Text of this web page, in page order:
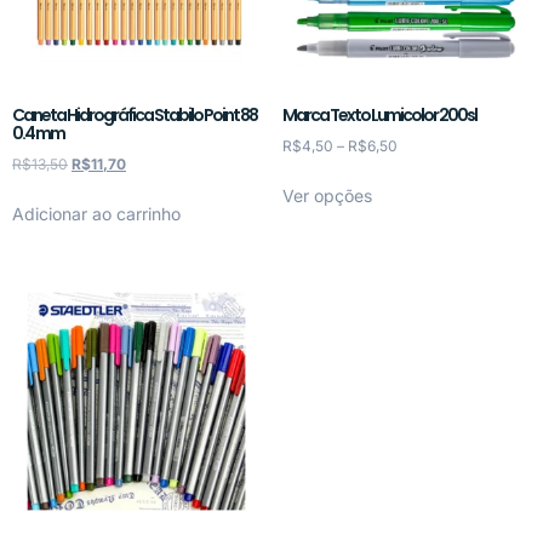
Caneta Hidrográfica Stabilo Point 88
0.4 mm
R$13,50 R$11,70
Adicionar ao carrinho
Marca Texto Lumicolor 200sl
R$4,50 – R$6,50
Ver opções